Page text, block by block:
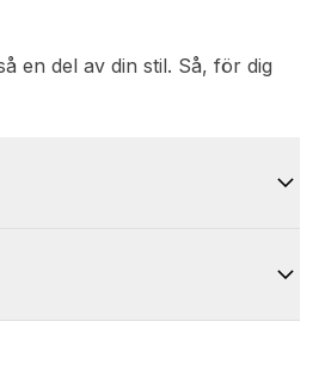
en del av din stil. Så, för dig